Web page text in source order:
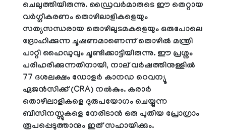
ചെലുത്തിയിരുന്നു. ഡ്രൈവർമാരുടെ ഈ തെറ്റായ
വർഗ്ഗീകരണം തൊഴിലാളികളെയും
സത്യസന്ധരായ തൊഴിലുടമകളെയും ഒരുപോലെ
ദ്രോഹിക്കുന്ന ചൂഷണമാണെന്ന് തൊഴിൽ മന്ത്രി
പാറ്റി ഹൈഡുവും ചൂണ്ടിക്കാട്ടിയിരുന്നു. ഈ പ്രശ്നം
പരിഹരിക്കുന്നതിനായി, നാല് വർഷത്തിനുള്ളിൽ
77 ദശലക്ഷം ഡോളർ കാനഡ റെവന്യൂ
ഏജൻസിക്ക് (CRA) നൽകും. കരാർ
തൊഴിലാളികളെ ദുരുപയോഗം ചെയ്യുന്ന
ബിസിനസ്സുകളെ നേരിടാൻ ഒരു പുതിയ പ്രോഗ്രാം
രൂപപ്പെടുത്താനും ഇത് സഹായിക്കും.